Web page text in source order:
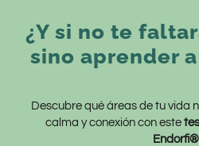
VER MÁS
¿Y si no te
sino aprender
Descubre qué áreas de tu vida
calma y conexión con este
Endorfi®